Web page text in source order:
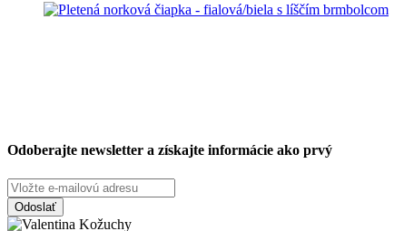
Odoberajte newsletter a získajte informácie ako prvý
Odoslať